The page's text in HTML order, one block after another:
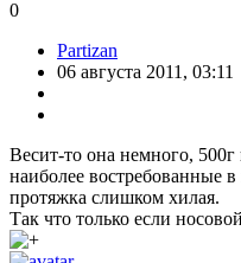
0
Partizan
06 августа 2011, 03:11
Весит-то она немного, 500г
наиболее востребованные
протяжка слишком хилая.
Так что только если